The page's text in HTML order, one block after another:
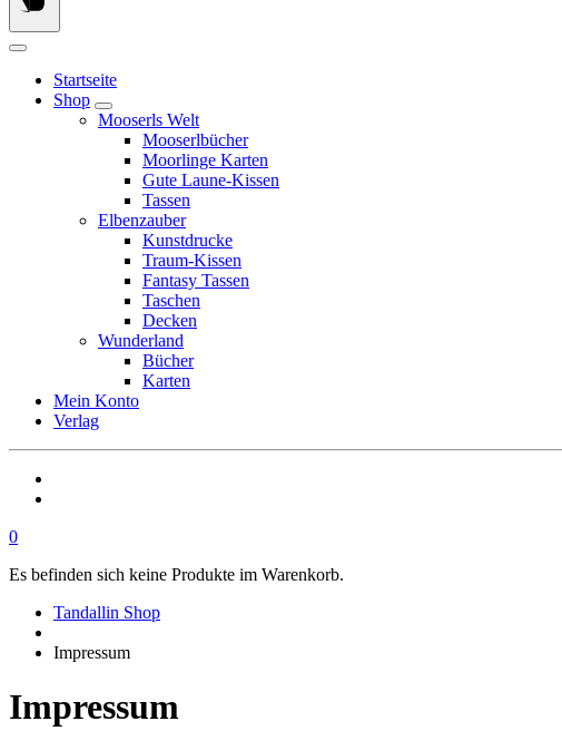
Startseite
Shop
Mooserls Welt
Mooserlbücher
Moorlinge Karten
Gute Laune-Kissen
Tassen
Elbenzauber
Kunstdrucke
Traum-Kissen
Fantasy Tassen
Taschen
Decken
Wunderland
Bücher
Karten
Mein Konto
Verlag
0
Es befinden sich keine Produkte im Warenkorb.
Tandallin Shop
Impressum
Impressum